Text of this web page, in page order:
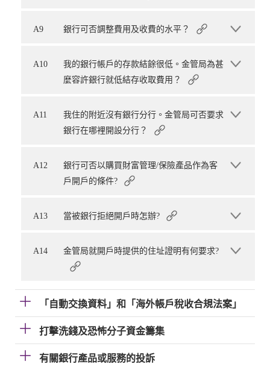
A9 銀行可否調整費用及收費的水平？
A10
我的銀行帳戶的存款結餘很低。金管局為甚
麼容許銀行就低結存收取費用？
A11
我住的附近沒有銀行分行。金管局可否要求
銀行在哪裡開設分行？
A12
銀行可否以購買財富管理/保險產品作為客
戶開戶的條件?
A13 當被銀行拒絕開戶時怎辦?
A14 金管局就開戶時提供的住址證明有何要求?
「自動交換資料」和「海外帳戶稅收合規法案」
打擊洗錢及恐怖分子資金籌集
有關銀行產品或服務的投訴